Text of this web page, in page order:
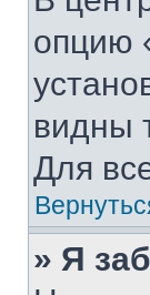
опцию
видны
Для
» Я